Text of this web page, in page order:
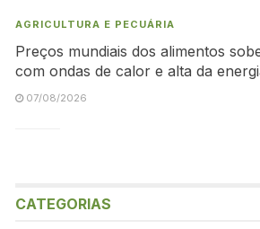
AGRICULTURA E PECUÁRIA
Preços mundiais dos alimentos
com ondas de calor e alta da
07/08/2026
CATEGORIAS